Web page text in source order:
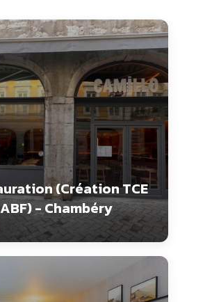
(Création TCE
ABF) - Chambéry